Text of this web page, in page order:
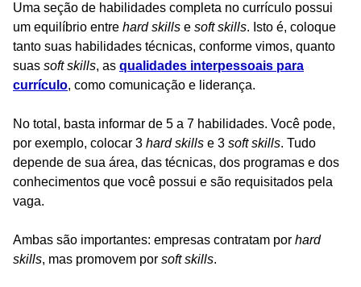
Uma seção de habilidades completa no currículo possui
um equilíbrio entre hard skills e soft skills. Isto é, coloque
tanto suas habilidades técnicas, conforme vimos, quanto
suas soft skills, as qualidades interpessoais para
currículo, como comunicação e liderança.
No total, basta informar de 5 a 7 habilidades. Você pode,
por exemplo, colocar 3 hard skills e 3 soft skills. Tudo
depende de sua área, das técnicas, dos programas e dos
conhecimentos que você possui e são requisitados pela
vaga.
Ambas são importantes: empresas contratam por hard
skills, mas promovem por soft skills.